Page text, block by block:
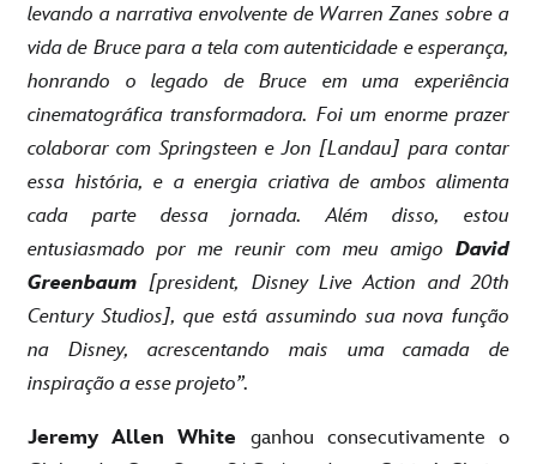
levando a narrativa envolvente de Warren Zanes sobre a
vida de Bruce para a tela com autenticidade e esperança,
honrando o legado de Bruce em uma experiência
cinematográfica transformadora. Foi um enorme prazer
colaborar com Springsteen e Jon [Landau] para contar
essa história, e a energia criativa de ambos alimenta
cada parte dessa jornada. Além disso, estou
entusiasmado por me reunir com meu amigo David
Greenbaum [president, Disney Live Action and 20th
Century Studios], que está assumindo sua nova função
na Disney, acrescentando mais uma camada de
inspiração a esse projeto”.
Jeremy Allen White ganhou consecutivamente o